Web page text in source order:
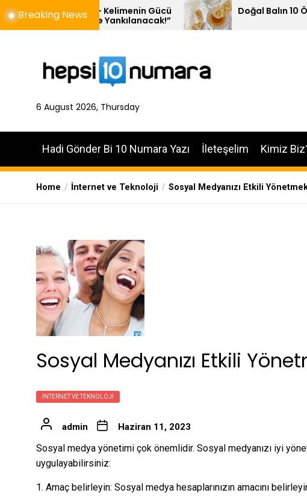
Skip
to
Breaking News
– Kelimenin Gücü
Yankılanacak!”
Doğal Balın 10 Özelliği
6 August 2026, Thursday
Hadi Gönder Bi 10 Numara Yazı İleteşelim Kimiz
Home İnternet ve Teknoloji Sosyal Medyanızı Etkili
Sosyal Medyanızı Etkili
İNTERNET VE TEKNOLOJI
admin Haziran 11, 2023
Sosyal medya yönetimi çok önemlidir. Sosyal medyanızı iyi
uygulayabilirsiniz:
1. Amaç belirleyin: Sosyal medya hesaplarınızın amacını